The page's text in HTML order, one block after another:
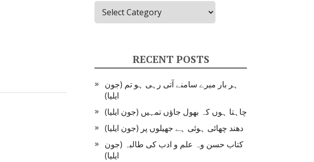
Categories
RECENT POSTS
ہر بار میرے سامنے آتی رہی ہو تم (جون
ایلیا)
چاہتا ہوں کہ بھول جاؤں تمہیں (جون ایلیا)
دھند چھائی ہوئی ہے جھیلوں پر (جون ایلیا)
کتاب حسن وہ علم و ادب کی طالبہ (جون
ایلیا)